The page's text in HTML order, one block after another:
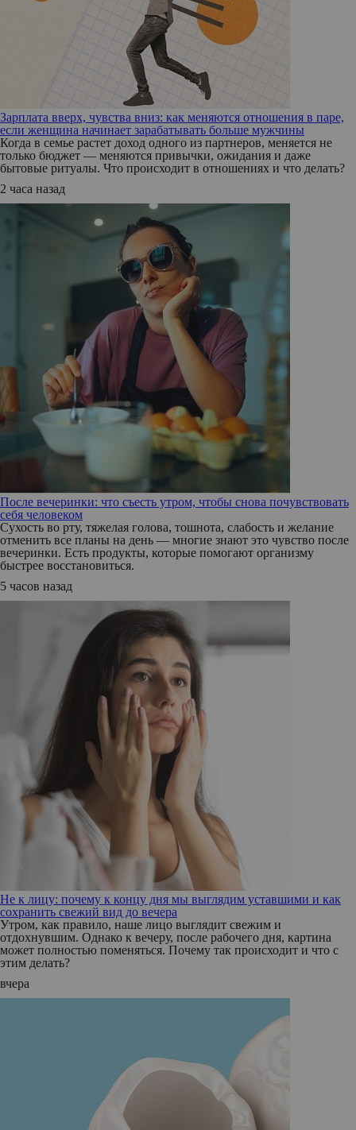
Зарплата вверх, чувства вниз: как меняются отношения в паре,
если женщина начинает зарабатывать больше мужчины
Когда в семье растет доход одного из партнеров, меняется не
только бюджет — меняются привычки, ожидания и даже
бытовые ритуалы. Что происходит в отношениях и что делать?
2 часа назад
После вечеринки: что съесть утром, чтобы снова почувствовать
себя человеком
Сухость во рту, тяжелая голова, тошнота, слабость и желание
отменить все планы на день — многие знают это чувство после
вечеринки. Есть продукты, которые помогают организму
быстрее восстановиться.
5 часов назад
Не к лицу: почему к концу дня мы выглядим уставшими и как
сохранить свежий вид до вечера
Утром, как правило, наше лицо выглядит свежим и
отдохнувшим. Однако к вечеру, после рабочего дня, картина
может полностью поменяться. Почему так происходит и что с
этим делать?
вчера